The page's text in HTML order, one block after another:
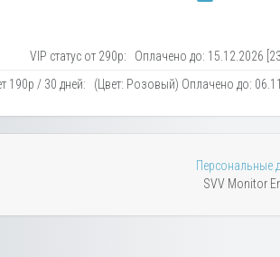
VIP статус от 290р: Оплачено до: 15.12.2026
190р / 30 дней: (Цвет: Розовый) Оплачено до:
Персональные
SVV Monitor